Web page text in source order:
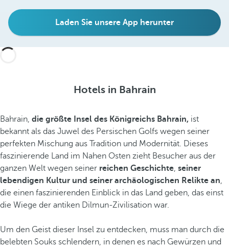
Laden Sie unsere App herunter
Hotels in Bahrain
Bahrain, die größte Insel des Königreichs Bahrain, ist
bekannt als das Juwel des Persischen Golfs wegen seiner
perfekten Mischung aus Tradition und Modernität. Dieses
faszinierende Land im Nahen Osten zieht Besucher aus der
ganzen Welt wegen seiner reichen Geschichte, seiner
lebendigen Kultur und seiner archäologischen Relikte an,
die einen faszinierenden Einblick in das Land geben, das einst
die Wiege der antiken Dilmun-Zivilisation war.
Um den Geist dieser Insel zu entdecken, muss man durch die
belebten Souks schlendern, in denen es nach Gewürzen und